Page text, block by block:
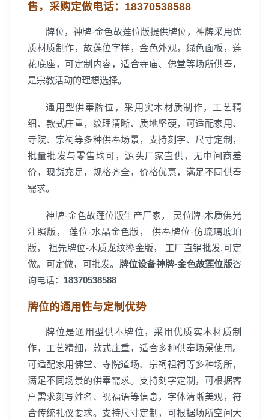
售， 采购定做电话： 18370538588
牌位，神牌-金色故莲位版提供牌位，神牌采用优
质材质制作，故莲位字样，金色外观，绿色面板，莲
花底座，可定制内容，适合寺庙、佛堂等场所供奉，
是宗教活动的理想选择。
通用型供奉牌位，采用实木材质制作，工艺精
细、款式庄重，纹理清晰、质地坚硬，可适配家用、
寺院、宗祠等多种供奉场景，支持刻字、尺寸定制，
批量批发与零售均可，源头厂家直供，无中间商差
价，现货充足，规格齐全，价格优惠，满足不同供奉
需求。
神牌-金色故莲位版生产厂家， 灵位牌-木质佛光
注照版， 莲位-水晶金色版， 供奉牌位-仿琉璃琥珀
版， 祖先牌位-木质龙纹鎏金版， 工厂直销批发,可定
做。可定做，可批发。 牌位设备神牌-金色故莲位版咨
询电话： 18370538588
牌位的通用性与定制优势
牌位是通用型供奉牌位，采用优质实木材质制
作，工艺精细，款式庄重，适合多种供奉场景使用。
可适配家用佛堂、寺院道场、宗祠祖祠等多种场所，
满足不同场景的供奉需求。支持刻字定制，可根据客
户需求刻写姓名、祝福语等信息，字体清晰美观，符
合传统礼仪要求。支持尺寸定制，可根据场所空间大